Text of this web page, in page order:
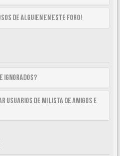
de alguien en este foro!
Ignorados?
usuarios de mi lista de Amigos e